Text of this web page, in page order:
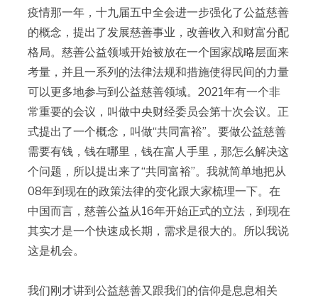
疫情那一年，十九届五中全会进一步强化了公益慈善
的概念，提出了发展慈善事业，改善收入和财富分配
格局。慈善公益领域开始被放在一个国家战略层面来
考量，并且一系列的法律法规和措施使得民间的力量
可以更多地参与到公益慈善领域。2021年有一个非
常重要的会议，叫做中央财经委员会第十次会议。正
式提出了一个概念，叫做“共同富裕”。要做公益慈善
需要有钱，钱在哪里，钱在富人手里，那怎么解决这
个问题，所以提出来了“共同富裕”。我就简单地把从
08年到现在的政策法律的变化跟大家梳理一下。在
中国而言，慈善公益从16年开始正式的立法，到现在
其实才是一个快速成长期，需求是很大的。所以我说
这是机会。
我们刚才讲到公益慈善又跟我们的信仰是息息相关